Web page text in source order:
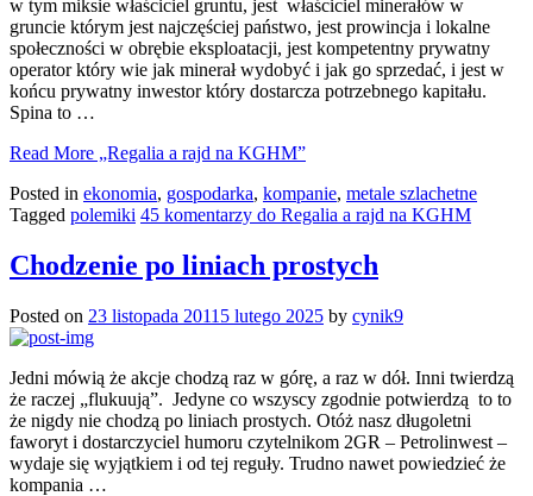
w tym miksie właściciel gruntu, jest właściciel minerałów w
gruncie którym jest najczęściej państwo, jest prowincja i lokalne
społeczności w obrębie eksploatacji, jest kompetentny prywatny
operator który wie jak minerał wydobyć i jak go sprzedać, i jest w
końcu prywatny inwestor który dostarcza potrzebnego kapitału.
Spina to …
Read More „Regalia a rajd na KGHM”
Posted in ekonomia, gospodarka, kompanie, metale szlachetne
Tagged polemiki 45 komentarzy do Regalia a rajd na KGHM
Chodzenie po liniach prostych
Posted on 23 listopada 2011 5 lutego 2025 by cynik9
Jedni mówią że akcje chodzą raz w górę, a raz w dół. Inni twierdzą
że raczej „flukuują”. Jedyne co wszyscy zgodnie potwierdzą to to
że nigdy nie chodzą po liniach prostych. Otóż nasz długoletni
faworyt i dostarczyciel humoru czytelnikom 2GR – Petrolinwest –
wydaje się wyjątkiem i od tej reguły. Trudno nawet powiedzieć że
kompania …